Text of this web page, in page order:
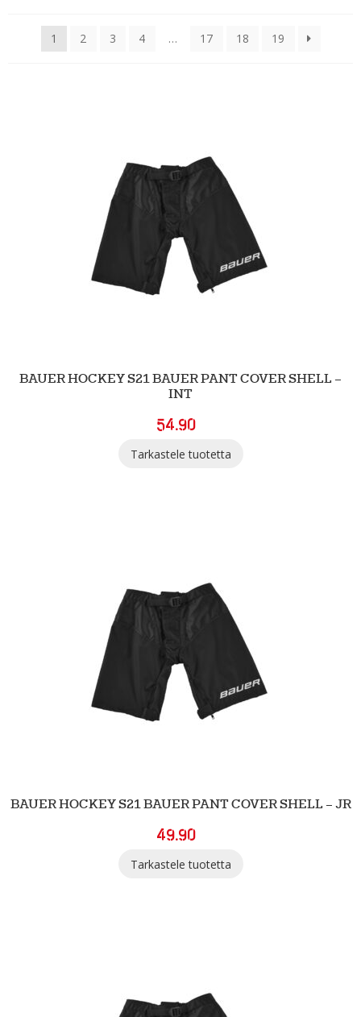
1 2 3 4 … 17 18 19
BAUER HOCKEY S21 BAUER PANT COVER SHELL –
INT
54.90
Tarkastele tuotetta
BAUER HOCKEY S21 BAUER PANT COVER SHELL – JR
49.90
Tarkastele tuotetta